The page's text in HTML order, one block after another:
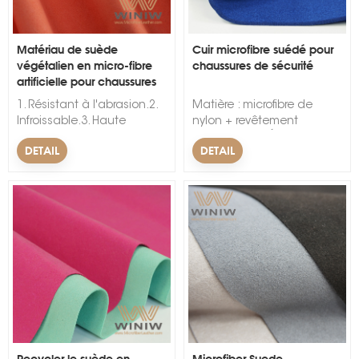
Matériau de suède
végétalien en micro-fibre
artificielle pour chaussures
orthopédiques
1. Résistant à l'abrasion.2.
Infroissable.3. Haute
solidité des
couleurs.&nbsp;&nbsp;
DETAIL
Cuir microfibre suédé pour
chaussures de sécurité
Matière : microfibre de
nylon + revêtement
polyuréthane.Épaisseur :
0,8 mm – 2,0 mm.Largeur :
noir, blanc, marron ou
produit selon les
exigences.Caractéristiques
: haute résistance, super
résistant, résistant à l'usure.
Respectueux de
l'environnement, sans
odeur, sans métaux lourds,
norme Reach. Poids léger,
plus de confort.
DETAIL